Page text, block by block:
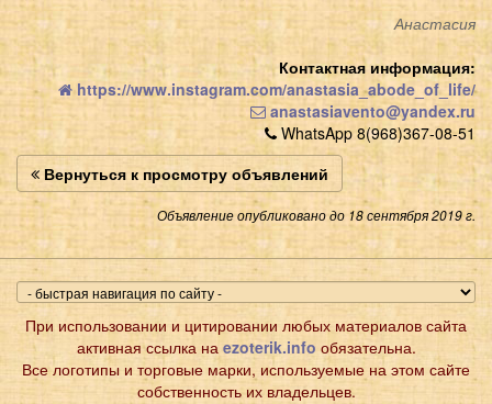
Анастасия
Контактная информация:
https://www.instagram.com/anastasia_abode_of_life/
anastasiavento@yandex.ru
WhatsApp 8(968)367-08-51
Вернуться к просмотру объявлений
Объявление опубликовано до 18 сентября 2019 г.
При использовании и цитировании любых материалов сайта
активная ссылка на ezoterik.info обязательна.
Все логотипы и торговые марки, используемые на этом сайте
собственность их владельцев.